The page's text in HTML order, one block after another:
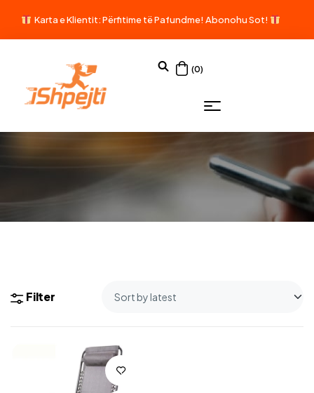
Karta e Klientit: Përfitime të Pafundme! Abonohu Sot!
(0)
Filter